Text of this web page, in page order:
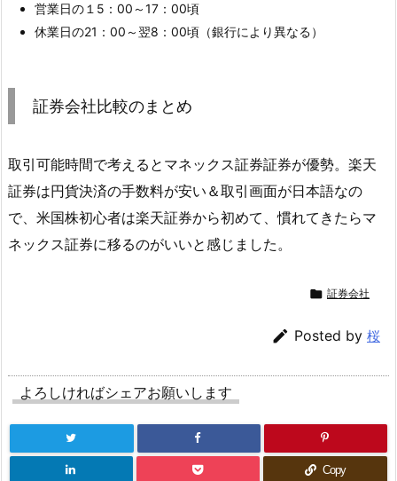
営業日の１5：00～17：00頃
休業日の21：00～翌8：00頃（銀行により異なる）
証券会社比較のまとめ
取引可能時間で考えるとマネックス証券証券が優勢。楽天
証券は円貨決済の手数料が安い＆取引画面が日本語なの
で、米国株初心者は楽天証券から初めて、慣れてきたらマ
ネックス証券に移るのがいいと感じました。
 証券会社
 Posted by 桜
よろしければシェアお願いします
Copy